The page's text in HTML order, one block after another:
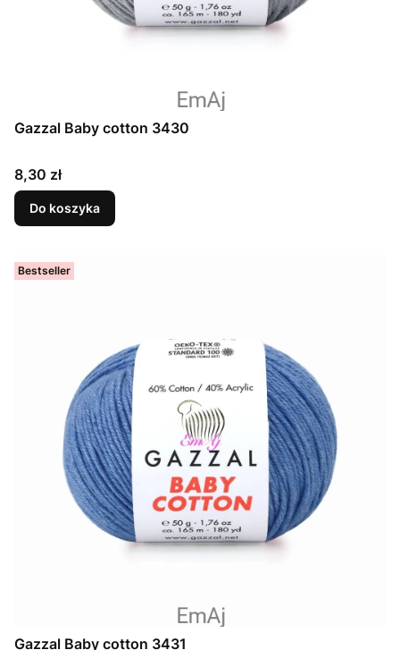
Gazzal Baby cotton 3430
Cena
8,30 zł
Do koszyka
Bestseller
Gazzal Baby cotton 3431